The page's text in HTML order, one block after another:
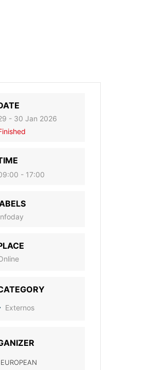
- 30 Jan 2026
- 17:00
Externos
EUROPEAN